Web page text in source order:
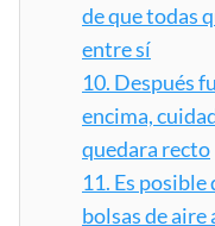
de que todas
entre sí
10. Después
encima,
quedara recto
11. Es posible
bolsas de aire